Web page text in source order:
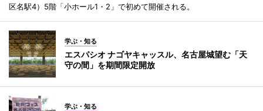
区名駅4）5階「小ホール1・2」で初めて開催される。
学ぶ・知る
エスパシオ ナゴヤキャッスル、名古屋城望む「天
守の間」を期間限定開放
学ぶ・知る